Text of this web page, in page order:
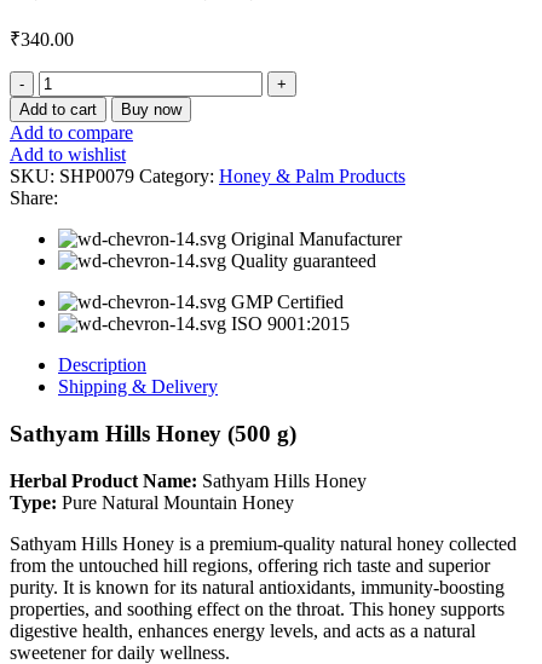
₹340.00
Sathyam
Hills
Honey
500g
சத்யம்
மலைத்தேன்
quantity
Add to cart Buy now
Add to compare
Add to wishlist
SKU: SHP0079 Category: Honey & Palm Products
Share:
Original Manufacturer
Quality guaranteed
GMP Certified
ISO 9001:2015
Description
Shipping & Delivery
Sathyam Hills Honey (500 g)
Herbal Product Name: Sathyam Hills Honey
Type: Pure Natural Mountain Honey
Sathyam Hills Honey is a premium-quality natural honey collected
from the untouched hill regions, offering rich taste and superior
purity. It is known for its natural antioxidants, immunity-boosting
properties, and soothing effect on the throat. This honey supports
digestive health, enhances energy levels, and acts as a natural
sweetener for daily wellness.